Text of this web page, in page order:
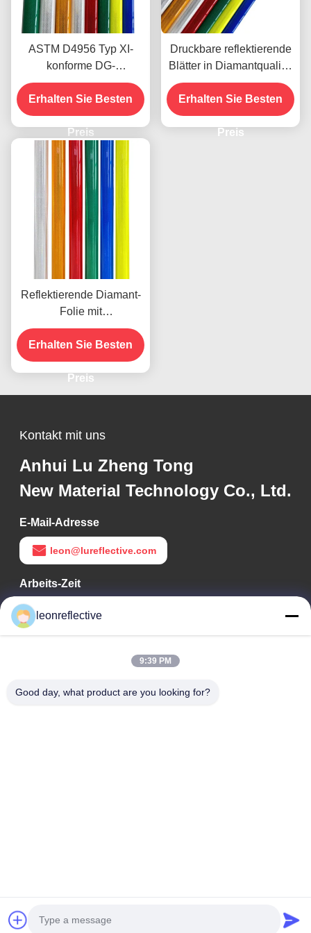
ASTM D4956 Typ XI-
konforme DG-
Reflexionsbleche in
Diamantqualität mit
druckempfindlichem
Klebstoff für
Straßenschilder
Erhalten Sie Besten
Preis
Druckbare reflektierende
Blätter in Diamantqualität
mit hoher Reflektivität und
Mikroprismatischer
Struktur für die
Verkehrssicherheit
Erhalten Sie Besten
Preis
Reflektierende Diamant-
Folie mit
mikroprismatischer
Technologie für 10 Jahre
Lebensdauer
Erhalten Sie Besten
Preis
Kontakt mit uns
Anhui Lu Zheng Tong
New Material Technology Co., Ltd.
E-Mail-Adresse
leon@lureflective.com
Arbeits-Zeit
9:00-18:00
Unsere Adresse
Adresse des Unternehmens
Technologiepark Huayi, Hightech-Zone, Hefei, Anhui, China
Datenschutzrichtlinie
leonreflective
9:39 PM
Good day, what product are you looking for?